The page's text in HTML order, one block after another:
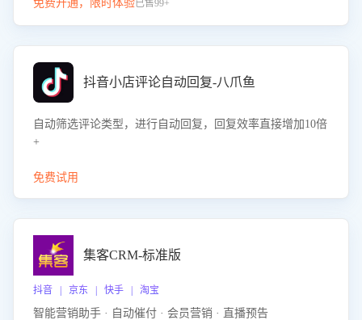
免费开通，限时体验已售99+
抖音小店评论自动回复-八爪鱼
自动筛选评论类型，进行自动回复，回复效率直接增加10倍
+
免费试用
集客CRM-标准版
抖音 | 京东 | 快手 | 淘宝
智能营销助手 · 自动催付 · 会员营销 · 直播预告